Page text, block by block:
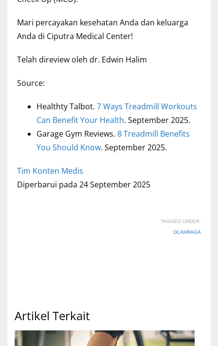
Mari percayakan kesehatan Anda dan keluarga
Anda di Ciputra Medical Center!
Telah direview oleh dr. Edwin Halim
Source:
Healthty Talbot. 7 Ways Treadmill Workouts
Can Benefit Your Health. September 2025.
Garage Gym Reviews. 8 Treadmill Benefits
You Should Know. September 2025.
Tim Konten Medis
Diperbarui pada 24 September 2025
TAGGED UNDER:
OLAHRAGA
Artikel Terkait